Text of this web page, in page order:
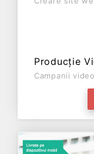
Producție
Campanii